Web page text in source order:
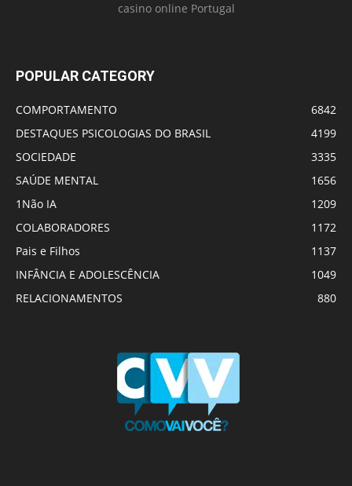
casino online Portugal
POPULAR CATEGORY
COMPORTAMENTO
6842
DESTAQUES PSICOLOGIAS DO BRASIL
4199
SOCIEDADE
3335
SAÚDE MENTAL
1656
1Não IA
1209
COLABORADORES
1172
Pais e Filhos
1137
INFÂNCIA E ADOLESCÊNCIA
1049
RELACIONAMENTOS
880